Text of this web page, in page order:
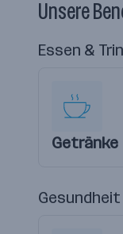
Unsere
Essen &
Getränke